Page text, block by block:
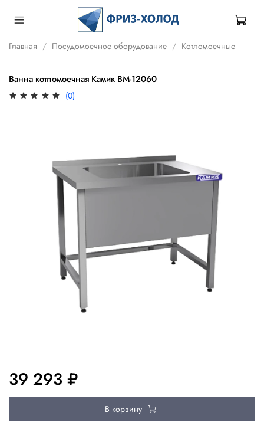
Главная Посудомоечное оборудование Котломоечные
Ванна котломоечная Камик ВМ-12060
(0)
39 293 ₽
В корзину